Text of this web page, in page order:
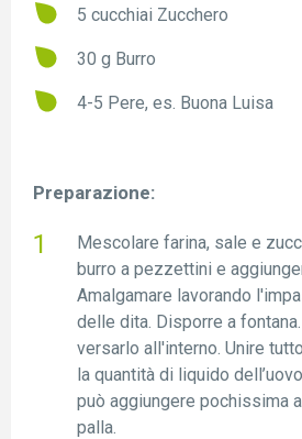
5 cucchiai Zucchero
30 g Burro
4-5 Pere, es. Buona Luisa
Preparazione:
Mescolare farina, sale e
burro a pezzettini e
Amalgamare lavorando
delle dita. Disporre a
versarlo all'interno. Unire
la quantità di liquido
può aggiungere pochissima
palla.